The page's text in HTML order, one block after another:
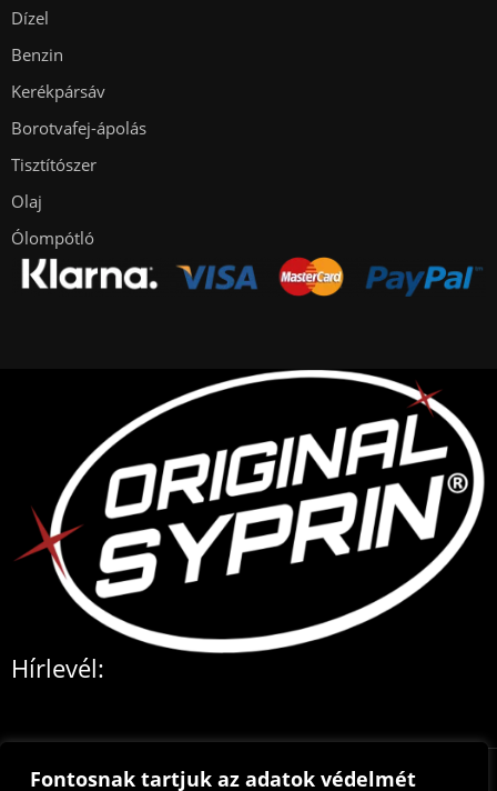
Fontosnak tartjuk az adatok védelmét
Dízel
Benzin
Kerékpársáv
Borotvafej-ápolás
Tisztítószer
Olaj
Ólompótló
Hírlevél: